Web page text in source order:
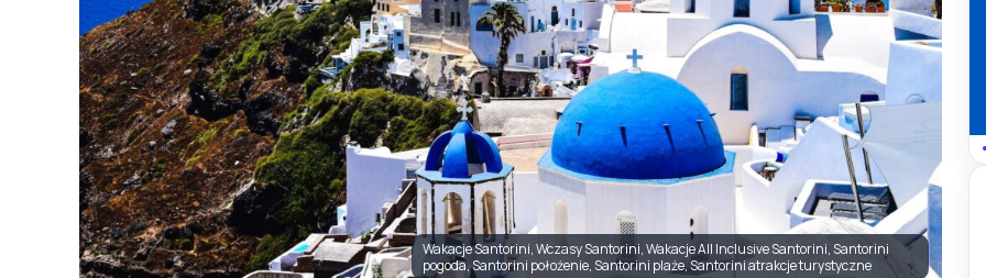
Wakacje Santorini, Wczasy Santorini, Wakacje All Inclusive Santorini, Santorini
pogoda, Santorini położenie, Santorini plaże, Santorini atrakcje turystyczne